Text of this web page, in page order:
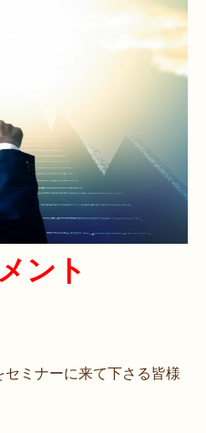
ント
ミナーに来て下さる皆様